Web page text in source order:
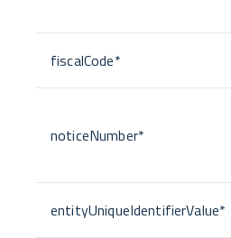
fiscalCode*
noticeNumber*
entityUniqueIdentifierValue*